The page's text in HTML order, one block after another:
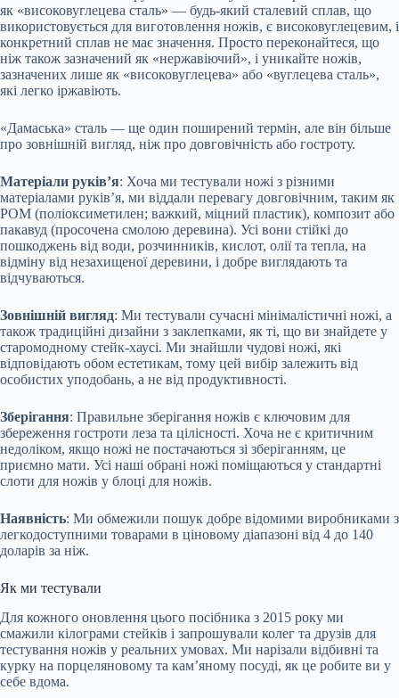
як «високовуглецева сталь» — будь-який сталевий сплав, що
використовується для виготовлення ножів, є високовуглецевим, і
конкретний сплав не має значення. Просто переконайтеся, що
ніж також зазначений як «нержавіючий», і уникайте ножів,
зазначених лише як «високовуглецева» або «вуглецева сталь»,
які легко іржавіють.
«Дамаська» сталь — ще один поширений термін, але він більше
про зовнішній вигляд, ніж про довговічність або гостроту.
Матеріали руків’я: Хоча ми тестували ножі з різними
матеріалами руків’я, ми віддали перевагу довговічним, таким як
POM (поліоксиметилен; важкий, міцний пластик), композит або
пакавуд (просочена смолою деревина). Усі вони стійкі до
пошкоджень від води, розчинників, кислот, олії та тепла, на
відміну від незахищеної деревини, і добре виглядають та
відчуваються.
Зовнішній вигляд: Ми тестували сучасні мінімалістичні ножі, а
також традиційні дизайни з заклепками, як ті, що ви знайдете у
старомодному стейк-хаусі. Ми знайшли чудові ножі, які
відповідають обом естетикам, тому цей вибір залежить від
особистих уподобань, а не від продуктивності.
Зберігання: Правильне зберігання ножів є ключовим для
збереження гостроти леза та цілісності. Хоча не є критичним
недоліком, якщо ножі не постачаються зі зберіганням, це
приємно мати. Усі наші обрані ножі поміщаються у стандартні
слоти для ножів у блоці для ножів.
Наявність: Ми обмежили пошук добре відомими виробниками з
легкодоступними товарами в ціновому діапазоні від 4 до 140
доларів за ніж.
Як ми тестували
Для кожного оновлення цього посібника з 2015 року ми
смажили кілограми стейків і запрошували колег та друзів для
тестування ножів у реальних умовах. Ми нарізали відбивні та
курку на порцеляновому та кам’яному посуді, як це робите ви у
себе вдома.